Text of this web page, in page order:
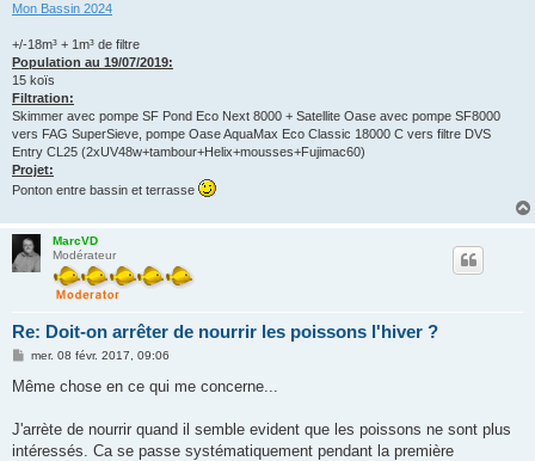
Mon Bassin 2024
+/-18m³ + 1m³ de filtre
Population au 19/07/2019:
15 koïs
Filtration:
Skimmer avec pompe SF Pond Eco Next 8000 + Satellite Oase avec pompe SF8000
vers FAG SuperSieve, pompe Oase AquaMax Eco Classic 18000 C vers filtre DVS
Entry CL25 (2xUV48w+tambour+Helix+mousses+Fujimac60)
Projet:
Ponton entre bassin et terrasse
MarcVD
Modérateur
Re: Doit-on arrêter de nourrir les poissons l'hiver ?
M
s
g
mer. 08 févr. 2017, 09:06
Même chose en ce qui me concerne...
J'arrète de nourrir quand il semble evident que les poissons ne sont plus
intéressés. Ca se passe systématiquement pendant la première